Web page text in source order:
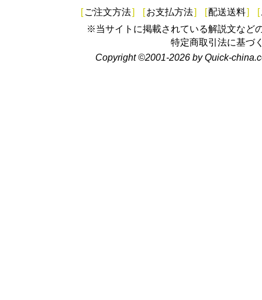
[ ご注文方法] [お支払方法] [配送送料] [
※当サイトに掲載されている解説文など
特定商取引法に基づ
Copyright ©2001-2026 by Quick-